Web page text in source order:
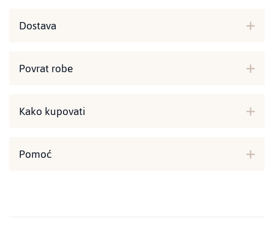
Dostava
Povrat robe
Kako kupovati
Pomoć